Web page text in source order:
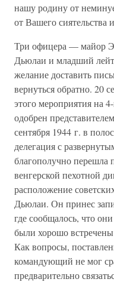
нашу родину от
от Вашего
Три офицера — майор
Дьюлаи и младший
желание доставить
вернуться обратно. 20
этого мероприятия на
одобрен
сентября 1944 г. в
делегация с
благополучно перешла
венгерской пехотной
расположение
Дьюлаи. Он принес
где сообщалось, что
были хорошо
Как вопросы,
командующий не мог
предварительно